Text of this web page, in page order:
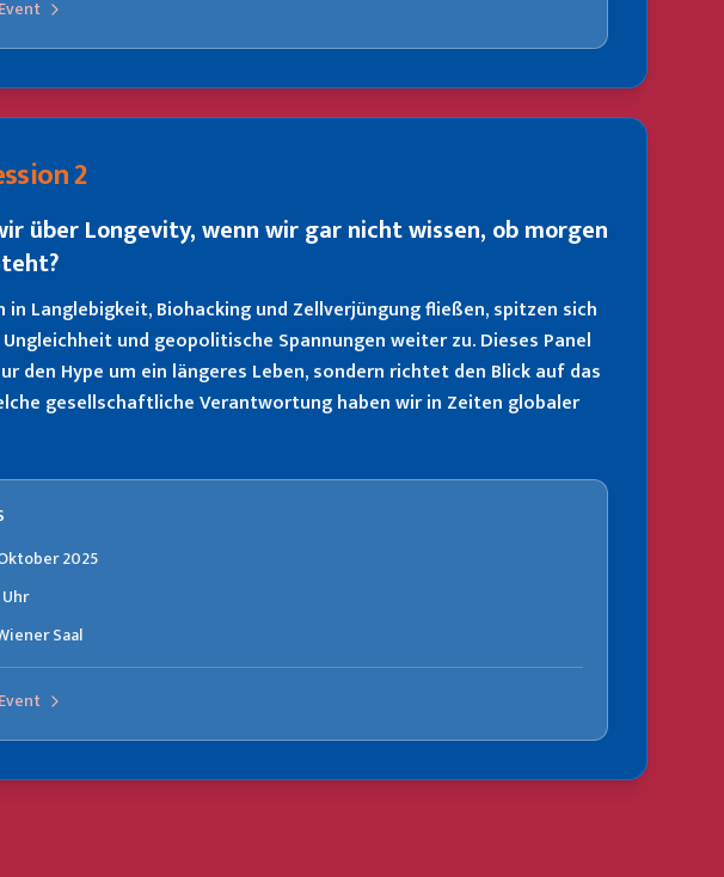
2
über Longevity, wenn wir gar nicht wissen, ob morgen
in Langlebigkeit, Biohacking und Zellverjüngung fließen, spitzen sich
und geopolitische Spannungen weiter zu. Dieses Panel
den Hype um ein längeres Leben, sondern richtet den Blick auf das
gesellschaftliche Verantwortung haben wir in Zeiten globaler
2025
Saal